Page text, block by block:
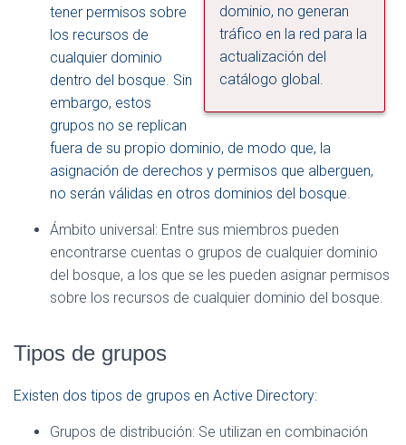
dominio, no generan
tráfico en la red para la
actualización del
catálogo global.
tener permisos sobre
los recursos de
cualquier dominio
dentro del bosque. Sin
embargo, estos
grupos no se replican
fuera de su propio dominio, de modo que, la
asignación de derechos y permisos que alberguen,
no serán válidas en otros dominios del bosque.
Ámbito universal: Entre sus miembros pueden
encontrarse cuentas o grupos de cualquier dominio
del bosque, a los que se les pueden asignar permisos
sobre los recursos de cualquier dominio del bosque.
Tipos de grupos
Existen dos tipos de grupos en Active Directory:
Grupos de distribución: Se utilizan en combinación